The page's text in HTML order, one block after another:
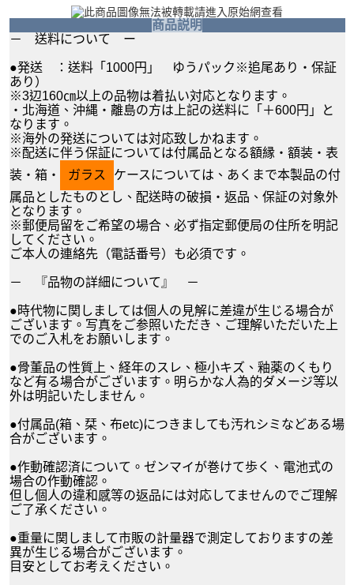
商品説明
－ 送料について ー
●発送 ：送料「1000円」 ゆうパック※追尾あり・保証
あり）
※3辺160㎝以上の品物は着払い対応となります。
・北海道、沖縄・離島の方は上記の送料に「＋600円」と
なります。
※海外の発送については対応致しかねます。
※配送に伴う保証については付属品となる額縁・額装・表
装・箱・
ガラス
ケースについては、あくまで本製品の付
属品としたものとし、配送時の破損・返品、保証の対象外
となります。
※郵便局留をご希望の場合、必ず指定郵便局の住所を明記
してください。
ご本人の連絡先（電話番号）も必須です。
－ 『品物の詳細について』 －
●時代物に関しましては個人の見解に差違が生じる場合が
ございます。写真をご参照いただき、ご理解いただいた上
でのご入札をお願いします。
●骨董品の性質上、経年のスレ、極小キズ、釉薬のくもり
など有る場合がございます。明らかな人為的ダメージ等以
外は明記いたしません。
●付属品(箱、栞、布etc)につきましても汚れシミなどある場
合がございます。
●作動確認済について。ゼンマイが巻けて歩く、電池式の
場合の作動確認。
但し個人の違和感等の返品には対応してませんのでご理解
ご了承ください。
●重量に関しまして市販の計量器で測定しておりますの差
異が生じる場合がございます。
目安としてお考えください。